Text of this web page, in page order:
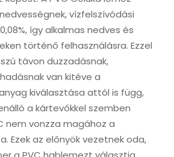
vízfelszívódási
így alkalmas nedves és
történő felhasználásra. Ezzel
távon duzzadásnak,
van kitéve a
kiválasztása attól is függ,
a kártevőkkel szemben
nem vonzza magához a
Ezek az előnyök vezetnek oda,